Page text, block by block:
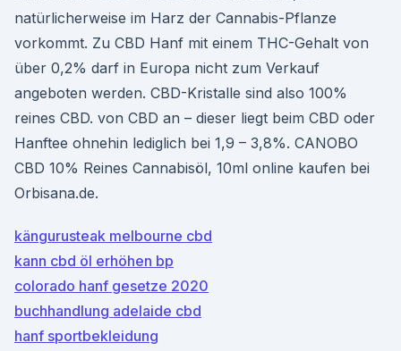
natürlicherweise im Harz der Cannabis-Pflanze
vorkommt. Zu CBD Hanf mit einem THC-Gehalt von
über 0,2% darf in Europa nicht zum Verkauf
angeboten werden. CBD-Kristalle sind also 100%
reines CBD. von CBD an – dieser liegt beim CBD oder
Hanftee ohnehin lediglich bei 1,9 – 3,8%. CANOBO
CBD 10% Reines Cannabisöl, 10ml online kaufen bei
Orbisana.de.
kängurusteak melbourne cbd
kann cbd öl erhöhen bp
colorado hanf gesetze 2020
buchhandlung adelaide cbd
hanf sportbekleidung